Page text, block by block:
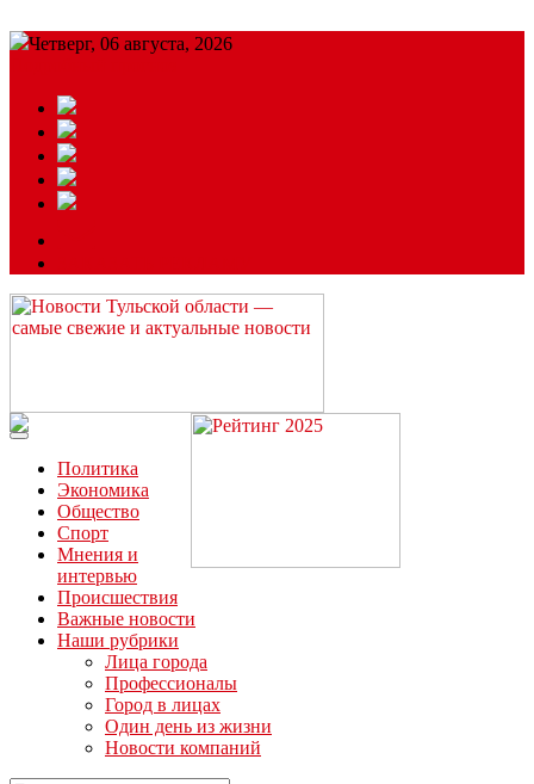
Четверг, 06 августа, 2026
Читайте последние новости дня в Тульской области на сайте
“ЗаНовомосковск”
Политика
Экономика
Общество
Спорт
Мнения и
интервью
Происшествия
Важные новости
Наши рубрики
Лица города
Профессионалы
Город в лицах
Один день из жизни
Новости компаний